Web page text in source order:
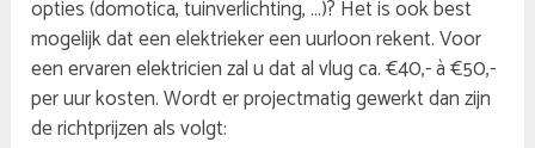
opties (domotica, tuinverlichting, …)? Het is ook best
mogelijk dat een elektrieker een uurloon rekent. Voor
een ervaren elektricien zal u dat al vlug ca. €40,- à €50,-
per uur kosten. Wordt er projectmatig gewerkt dan zijn
de richtprijzen als volgt: